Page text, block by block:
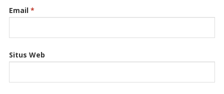
Email *
Situs Web